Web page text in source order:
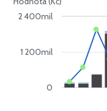
0
1 200mil
2 400mil